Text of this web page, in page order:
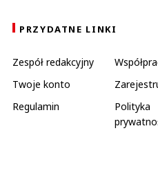
PRZYDATNE LINKI
Zespół redakcyjny
Twoje konto
Regulamin
Polityka